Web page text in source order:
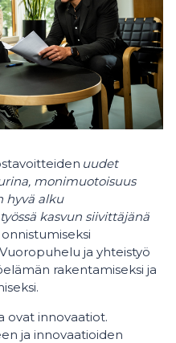
uudet
monimuotoisuus
hyvä alku
kasvun siivittäjänä
ja yhteistyö
rakentamiseksi ja
ovat innovaatiot.
ja innovaatioiden